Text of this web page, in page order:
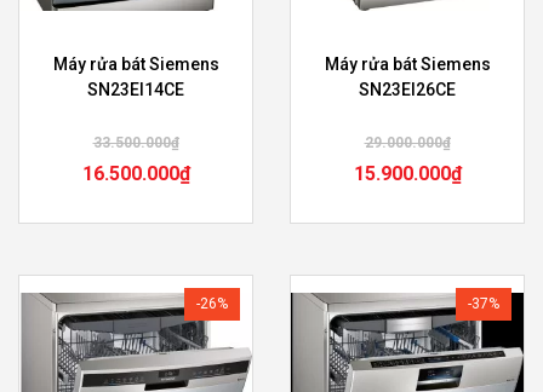
Máy rửa bát Siemens
SN23EI14CE
33.500.000₫
16.500.000₫
Máy rửa bát Siemens
SN23EI26CE
29.000.000₫
15.900.000₫
-26% -37%